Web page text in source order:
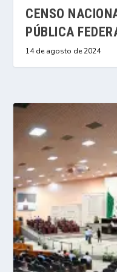
CENSO
PÚBLICA
14 de agosto de 2024